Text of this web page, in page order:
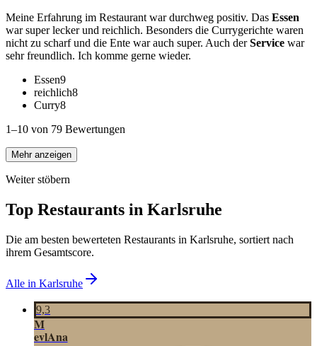
Meine Erfahrung im Restaurant war durchweg positiv. Das Essen
war super lecker und reichlich. Besonders die Currygerichte waren
nicht zu scharf und die Ente war auch super. Auch derService war
sehr freundlich. Ich komme gerne wieder.
Essen9
reichlich8
Curry8
1–10 von 79 Bewertungen
Mehr anzeigen
Weiter stöbern
Top Restaurants in Karlsruhe
Die am besten bewerteten Restaurants in Karlsruhe, sortiert nach
ihrem Gesamtscore.
Alle in Karlsruhe
9,3
M
evlAna